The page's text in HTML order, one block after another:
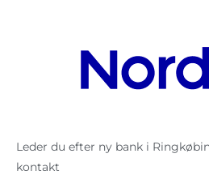
Leder du efter ny bank i
kontakt